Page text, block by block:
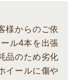
様からのご依
ル4本を出張
品のため劣化
イールに傷や